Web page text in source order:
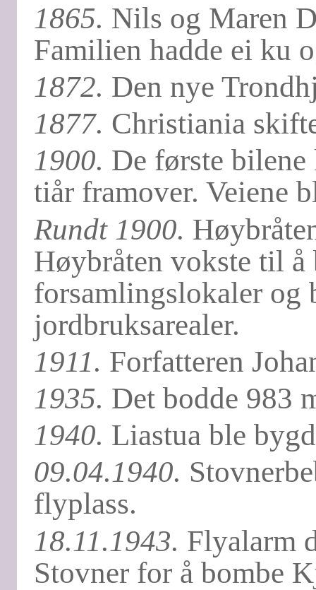
1865. Nils og Maren
Familien hadde ei ku
1872. Den nye
1877. Christiania
1900. De første
tiår framover. Veiene
Rundt 1900.
Høybråten vokste til
forsamlingslokaler og
jordbruksarealer.
1911. Forfatteren
1935. Det bodde 983
1940. Liastua ble
09.04.1940.
flyplass.
18.11.1943. Flyalarm
Stovner for å bombe